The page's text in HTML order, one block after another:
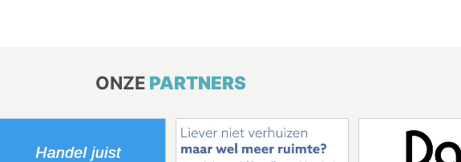
ONZE PARTNERS